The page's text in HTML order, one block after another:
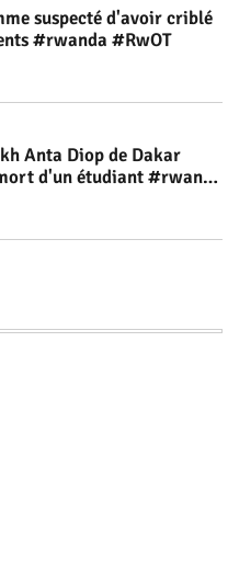
suspecté d'avoir criblé
#rwanda #RwOT
Anta Diop de Dakar
d'un étudiant #rwanda